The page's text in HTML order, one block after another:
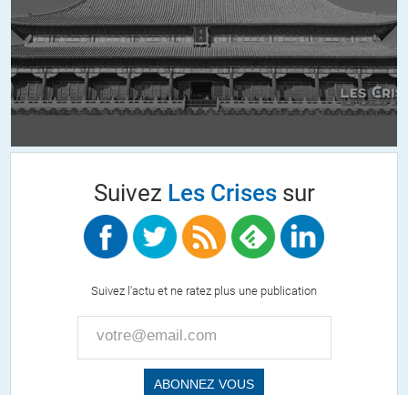
Même le Guardian retrace la longue, longue histoire des
manipulations d’élections par les Américains :
https://www.theguardian.com/commentisfree/2017/jan/05/
spot-election-meddling-doing-years-vladimir-putin-donald-trump
Alors, les vilains Russes qui faussent la démocratie américaine : la
23.02.2018 à 15h54
Oui mais ils ne sont pas sensibles à ces comparaisons, car eux sont
approuvé par Dieu. C’est un devoir moral et une mission sacrée.
ALERTER
Suivez Les Crisessur
Suivez l'actu et ne ratez plus une publication